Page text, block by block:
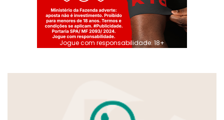
Jogue com responsabilidade. 18+